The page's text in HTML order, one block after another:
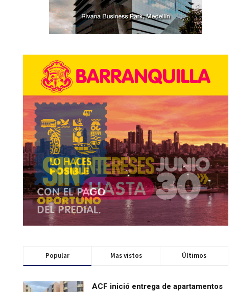
Popular Mas vistos Últimos
ACF inició entrega de apartamentos